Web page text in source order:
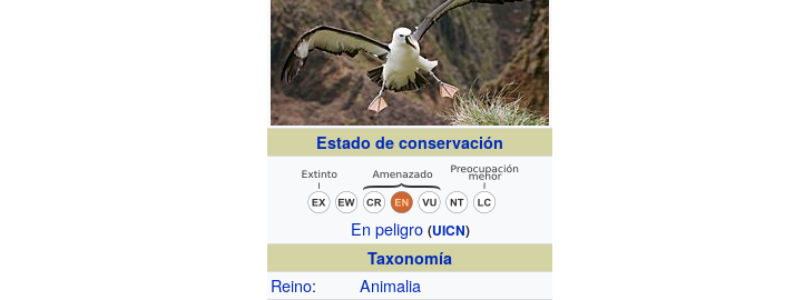
Estado de conservación
En peligro (UICN)
Taxonomía
Reino:
Animalia